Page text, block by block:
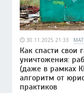
30.11.2025 21:33
Как спасти свои
уничтожения:
(даже в рамках
алгоритм от
практиков